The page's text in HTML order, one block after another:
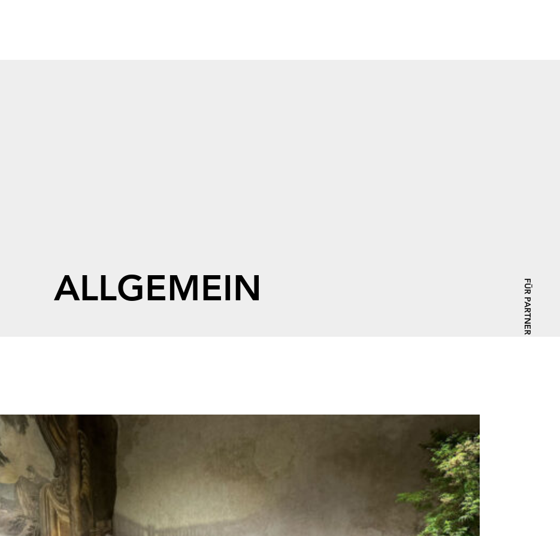
FÜR PARTNER
ALLGEMEIN